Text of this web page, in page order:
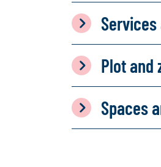
Plot and
Spaces